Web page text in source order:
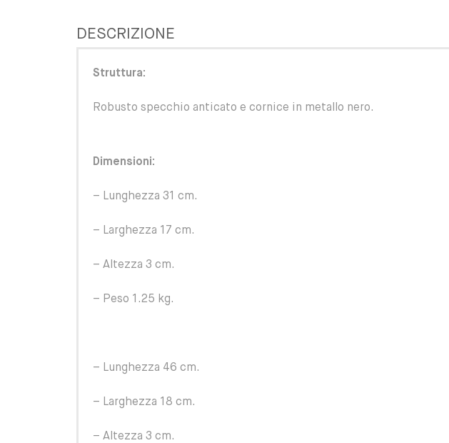
DESCRIZIONE
Struttura:
Robusto specchio anticato e cornice in metallo nero.
Dimensioni:
– Lunghezza 31 cm.
– Larghezza 17 cm.
– Altezza 3 cm.
– Peso 1.25 kg.
– Lunghezza 46 cm.
– Larghezza 18 cm.
– Altezza 3 cm.